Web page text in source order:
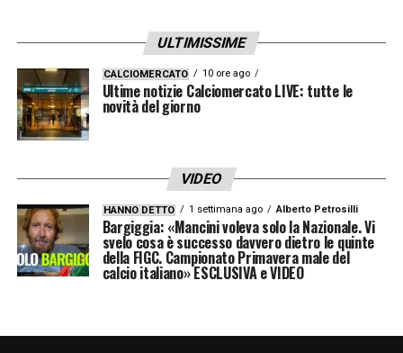
ULTIMISSIME
CALCIOMERCATO 10 ore ago
Ultime notizie Calciomercato LIVE: tutte le
novità del giorno
VIDEO
HANNO DETTO 1 settimana ago Alberto Petrosilli
Bargiggia: «Mancini voleva solo la Nazionale. Vi
svelo cosa è successo davvero dietro le quinte
della FIGC. Campionato Primavera male del
calcio italiano» ESCLUSIVA e VIDEO